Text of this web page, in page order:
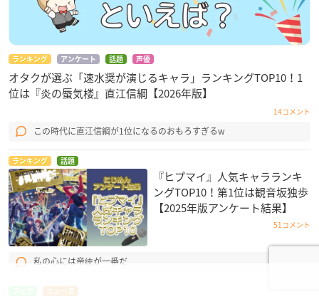
ランキング アンケート 話題 声優
オタクが選ぶ「速水奨が演じるキャラ」ランキングTOP10！1
位は『炎の蜃気楼』直江信綱【2026年版】
14コメント
この時代に直江信綱が1位になるのおもろすぎるw
ランキング 話題
『ヒプマイ』人気キャラランキ
ングTOP10！第1位は観音坂独歩
【2025年版アンケート結果】
51コメント
私の心には帝统が一番だ
ニュース